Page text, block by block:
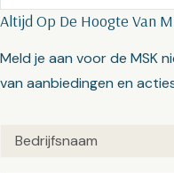
Altijd Op De Hoogte Van
Meld je aan voor de MSK
van aanbiedingen en
Untitled(Vereist)